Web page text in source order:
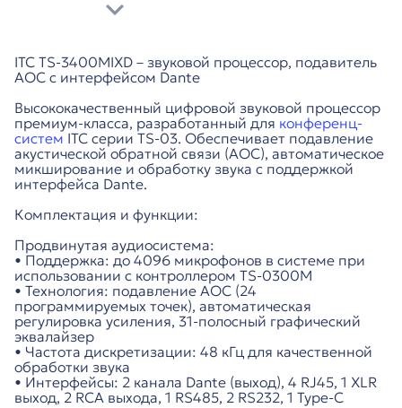
ITC TS-3400MIXD – звуковой процессор, подавитель
АОС с интерфейсом Dante
Высококачественный цифровой звуковой процессор
премиум-класса, разработанный для конференц-
систем ITC серии TS-03. Обеспечивает подавление
акустической обратной связи (АОС), автоматическое
микширование и обработку звука с поддержкой
интерфейса Dante.
Комплектация и функции:
Продвинутая аудиосистема:
• Поддержка: до 4096 микрофонов в системе при
использовании с контроллером TS-0300M
• Технология: подавление АОС (24
программируемых точек), автоматическая
регулировка усиления, 31-полосный графический
эквалайзер
• Частота дискретизации: 48 кГц для качественной
обработки звука
• Интерфейсы: 2 канала Dante (выход), 4 RJ45, 1 XLR
выход, 2 RCA выхода, 1 RS485, 2 RS232, 1 Type-C